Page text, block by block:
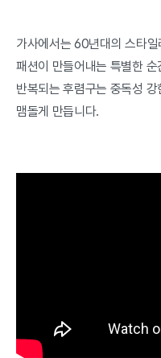
가사에서는 60년대의 스타
패션이 만들어내는 특별한
반복되는 후렴구는 중독성
맴돌게 만듭니다.